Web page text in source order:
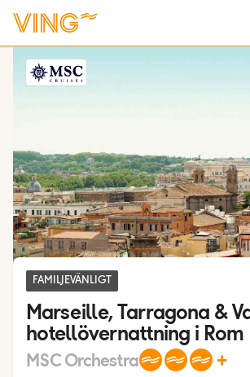
Se bilder
FAMILJEVÄNLIGT
Marseille, Tarragona &
hotellövernattning i Rom
MSC Orchestra +